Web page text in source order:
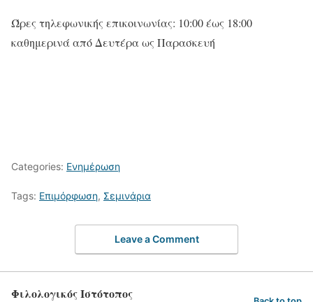
Ώρες τηλεφωνικής επικοινωνίας: 10:00 έως 18:00
καθημερινά από Δευτέρα ως Παρασκευή
Categories: Ενημέρωση
Tags: Επιμόρφωση, Σεμινάρια
Leave a Comment
Φιλολογικός Ιστότοπος